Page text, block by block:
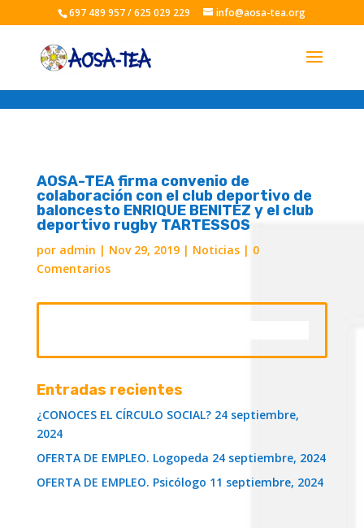
697 489 957 / 625 029 229 info@aosa-tea.org
AOSA-TEA firma convenio de
colaboración con el club deportivo de
baloncesto ENRIQUE BENITEZ y el club
deportivo rugby TARTESSOS
por admin | Nov 29, 2019| Noticias| 0
Comentarios
Entradas recientes
¿CONOCES EL CÍRCULO SOCIAL? 24 septiembre,
2024
OFERTA DE EMPLEO. Logopeda 24 septiembre, 2024
OFERTA DE EMPLEO. Psicólogo 11 septiembre, 2024